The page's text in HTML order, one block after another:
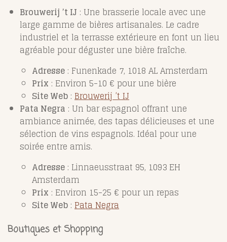
Brouwerij ’t IJ : Une brasserie locale avec une
large gamme de bières artisanales. Le cadre
industriel et la terrasse extérieure en font un lieu
agréable pour déguster une bière fraîche.
Adresse : Funenkade 7, 1018 AL Amsterdam
Prix : Environ 5-10 € pour une bière
Site Web : Brouwerij ’t IJ
Pata Negra : Un bar espagnol offrant une
ambiance animée, des tapas délicieuses et une
sélection de vins espagnols. Idéal pour une
soirée entre amis.
Adresse : Linnaeusstraat 95, 1093 EH
Amsterdam
Prix : Environ 15-25 € pour un repas
Site Web : Pata Negra
Boutiques et Shopping